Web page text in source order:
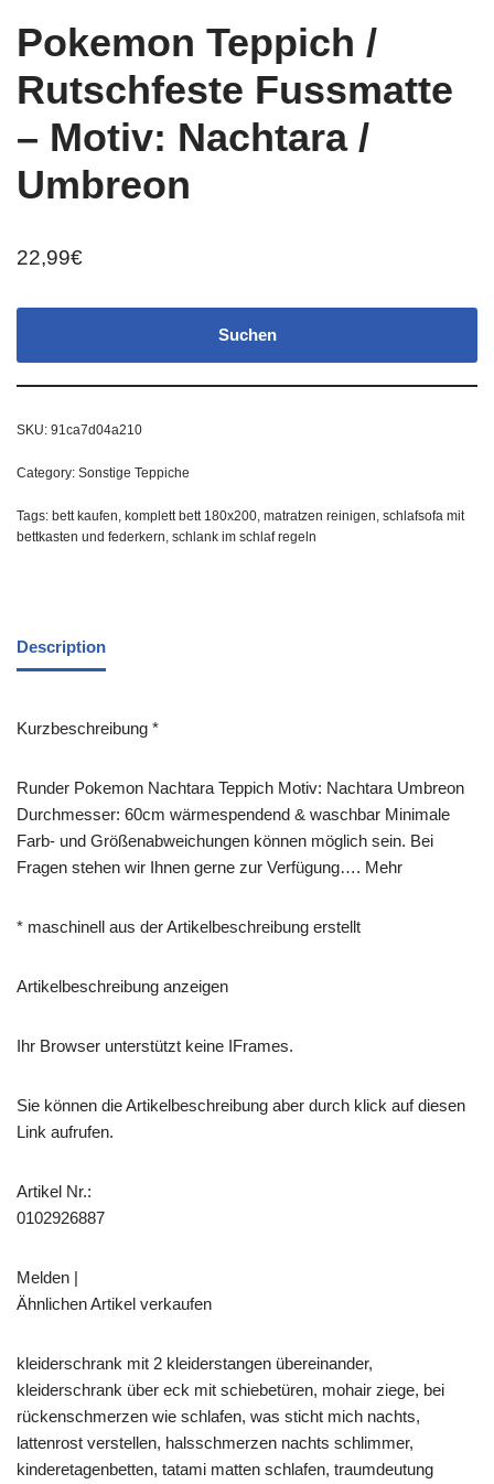
Pokemon Teppich /
Rutschfeste Fussmatte
– Motiv: Nachtara /
Umbreon
22,99€
Suchen
SKU: 91ca7d04a210
Category: Sonstige Teppiche
Tags: bett kaufen komplett bett 180x200 matratzen reinigen schlafsofa mit
bettkasten und federkern schlank im schlaf regeln
Description
Kurzbeschreibung *
Runder Pokemon Nachtara Teppich Motiv: Nachtara Umbreon
Durchmesser: 60cm wärmespendend & waschbar Minimale
Farb- und Größenabweichungen können möglich sein. Bei
Fragen stehen wir Ihnen gerne zur Verfügung…. Mehr
* maschinell aus der Artikelbeschreibung erstellt
Artikelbeschreibung anzeigen
Ihr Browser unterstützt keine IFrames.
Sie können die Artikelbeschreibung aber durch klick auf diesen
Link aufrufen.
Artikel Nr.:
0102926887
Melden |
Ähnlichen Artikel verkaufen
kleiderschrank mit 2 kleiderstangen übereinander,
kleiderschrank über eck mit schiebetüren, mohair ziege, bei
rückenschmerzen wie schlafen, was sticht mich nachts,
lattenrost verstellen, halsschmerzen nachts schlimmer,
kinderetagenbetten, tatami matten schlafen, traumdeutung